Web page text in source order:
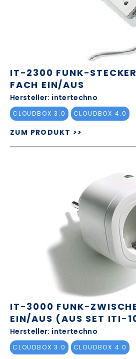
IT-2300 FUNK-
FACH EIN/AUS
Hersteller: intertechno
CLOUDBOX 3.0 CLOUDBOX 4.0
ZUM PRODUKT >>
IT-3000 FUNK-
EIN/AUS (AUS SET ITI-
Hersteller: intertechno
CLOUDBOX 3.0 CLOUDBOX 4.0